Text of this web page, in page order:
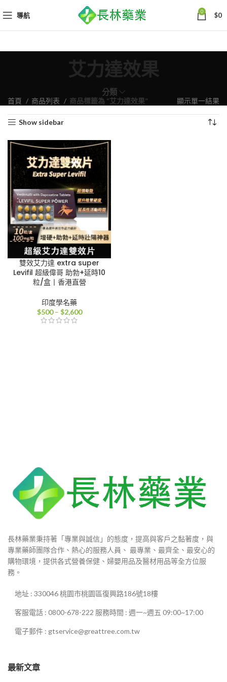
導航 0 $0
艾力達效果
分類
首頁 商品列表 商品標籤為 “艾力達效果” 顯示單一結果
Show sidebar
雙效艾力達 extra super
Levifil 超級偉哥 助勃+延時10
粒/盒丨香港直營
印度學名藥
$500 – $2,600價
長林藥業秉持著「專業與誠信」的態度，提高與客戶之黏著度，與
專業藥師團隊合作、熱心的服務人員、 最專業、最齊全、最安心的
購物環境，提供各式營養保健、婦嬰用品及醫材用品等全方位服
務。
地址 : 330046 桃園市桃園區復興路186號18樓
客服電話 : 0800-678-222 服務時間 : 週一~週五 09:00~17:00
電子郵件 : gtservice@greattree.com.tw
最新文章